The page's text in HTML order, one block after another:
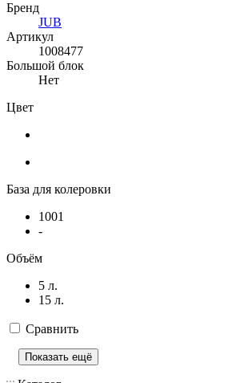
Бренд
JUB
Артикул
1008477
Большой блок
Нет
Цвет
База для колеровки
1001
-
Объём
5 л.
15 л.
Сравнить
Показать ещё